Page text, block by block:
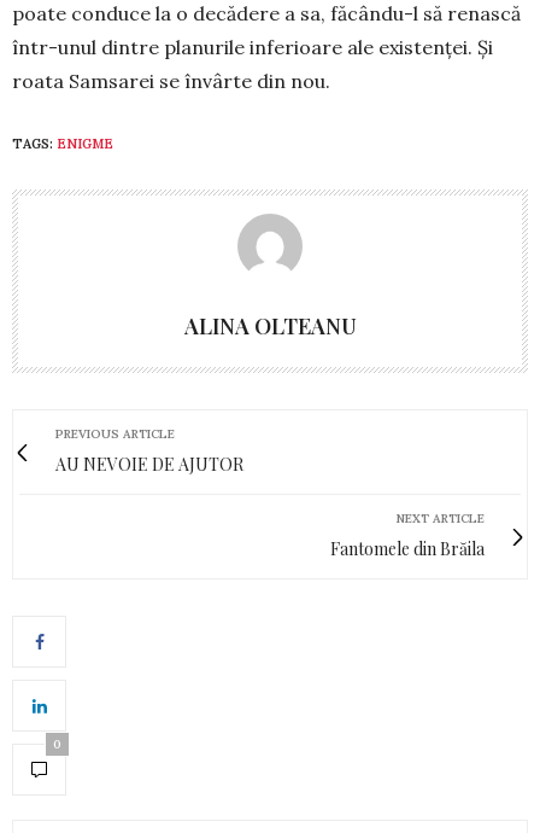
poate conduce la o decădere a sa, fă­cându-l să renască
într-unul dintre planurile infe­rioare ale existenței. Și
roata Samsarei se învârte din nou.
TAGS: ENIGME
ALINA OLTEANU
PREVIOUS ARTICLE
AU NEVOIE DE AJUTOR
NEXT ARTICLE
Fantomele din Brăila
0